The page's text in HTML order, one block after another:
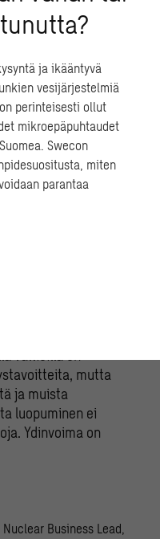
täysikokoista
Monella
jo 2030-luvun
syistä
on saanut
kansallista
Belgiassa
ja
Se keventää
mutta
ja muista
luopuminen ei
Ydinvoima on
Business Lead,
ja ikääntyvä
vesijärjestelmiä
perinteisesti ollut
mikroepäpuhtaudet
Swecon
miten
parantaa